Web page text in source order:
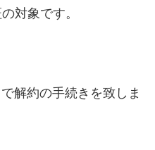
対象です。
解約の手続きを致しま